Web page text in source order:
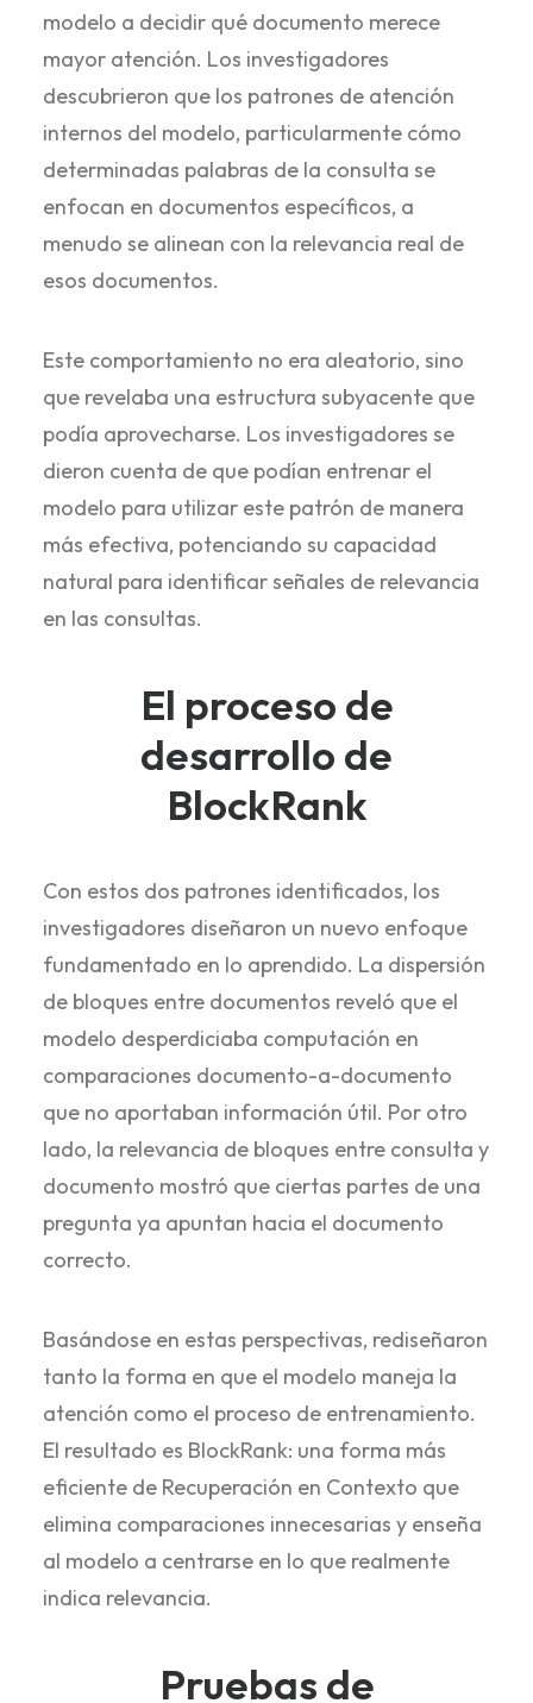
modelo a decidir qué documento merece
mayor atención. Los investigadores
descubrieron que los patrones de atención
internos del modelo, particularmente cómo
determinadas palabras de la consulta se
enfocan en documentos específicos, a
menudo se alinean con la relevancia real de
esos documentos.
Este comportamiento no era aleatorio, sino
que revelaba una estructura subyacente que
podía aprovecharse. Los investigadores se
dieron cuenta de que podían entrenar el
modelo para utilizar este patrón de manera
más efectiva, potenciando su capacidad
natural para identificar señales de relevancia
en las consultas.
El proceso de
desarrollo de
BlockRank
Con estos dos patrones identificados, los
investigadores diseñaron un nuevo enfoque
fundamentado en lo aprendido. La dispersión
de bloques entre documentos reveló que el
modelo desperdiciaba computación en
comparaciones documento-a-documento
que no aportaban información útil. Por otro
lado, la relevancia de bloques entre consulta y
documento mostró que ciertas partes de una
pregunta ya apuntan hacia el documento
correcto.
Basándose en estas perspectivas, rediseñaron
tanto la forma en que el modelo maneja la
atención como el proceso de entrenamiento.
El resultado es BlockRank: una forma más
eficiente de Recuperación en Contexto que
elimina comparaciones innecesarias y enseña
al modelo a centrarse en lo que realmente
indica relevancia.
Pruebas de